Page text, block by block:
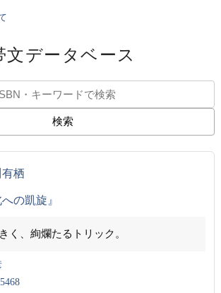
文データベース
検索
栖
への凱旋』
く、絢爛たるトリック。